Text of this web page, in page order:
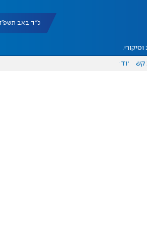
כ"ד באב תשפ"ו | 07/08/
קשר עוד